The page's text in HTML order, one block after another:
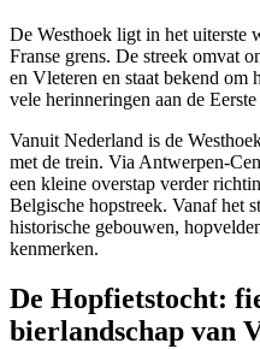
De Westhoek ligt in het uiterste
Franse grens. De streek omvat
en Vleteren en staat bekend om
vele herinneringen aan de
Vanuit Nederland is de
met de trein. Via Antwerpen-
een kleine overstap verder
Belgische hopstreek. Vanaf het
historische gebouwen,
kenmerken.
De Hopfietstocht:
bierlandschap van